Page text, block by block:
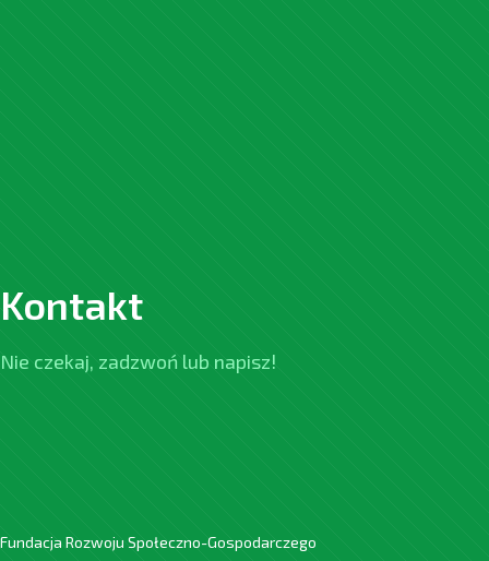
Kontakt
Nie czekaj, zadzwoń lub napisz!
Fundacja Rozwoju Społeczno-Gospodarczego